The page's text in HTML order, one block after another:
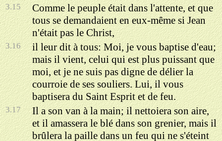
3.15
Comme le peuple était dans l'attente, et que
tous se demandaient en eux-même si Jean
n'était pas le Christ,
3.16
il leur dit à tous: Moi, je vous baptise d'eau;
mais il vient, celui qui est plus puissant que
moi, et je ne suis pas digne de délier la
courroie de ses souliers. Lui, il vous
baptisera du Saint Esprit et de feu.
3.17
Il a son van à la main; il nettoiera son aire,
et il amassera le blé dans son grenier, mais il
brûlera la paille dans un feu qui ne s'éteint